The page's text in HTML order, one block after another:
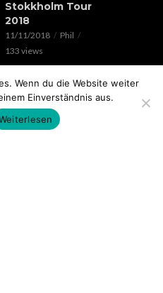
Stokkholm Tour
2018
11/11/2018
Phil
133 views
EVENTS
Verrückte Hunde &
Lorenz Live //
20.05.2018 // SOHO
Wenn du die Website weiter
Einverständnis aus.